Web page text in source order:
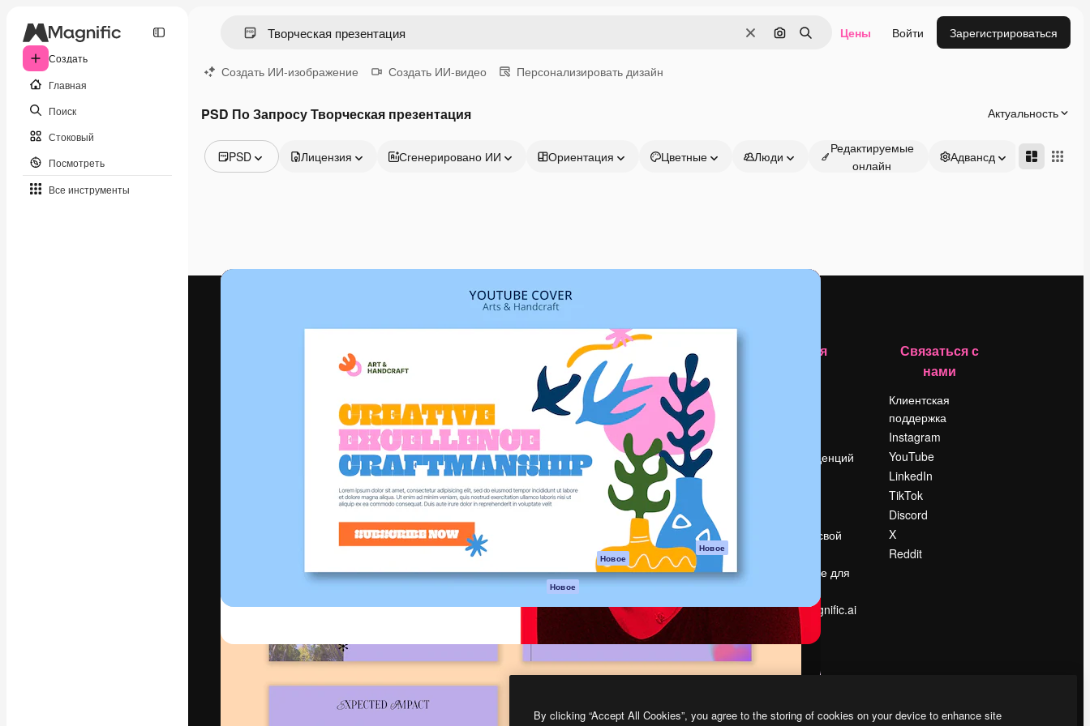
Создать
Главная
Поиск
Стоковый
Посмотреть
Все инструменты
ОчиститьПоиск по изображению
Поиск Цены Войти Зарегистрироваться
Создать ИИ-изображение Создать ИИ-видео Персонализировать дизайн
PSD По Запросу Творческая презентация Актуальность
PSD
Видео
Лицензия Сгенерировано ИИ Ориентация Цветные Люди
Редактируемые
онлайн
Адвансд
Креативная платформа для создания
подписчиков среди креаторов,
предприятий, агентств и студий.
Pусский
Продукция
Spaces
ИИ-помощник
Генератор
изображений ИИ
Генератор видео
ИИ
Генератор голоса
на основе ИИ
Claude/ChatGPT
Новое
Новое
API
приложение
Все инструменты
Magnific
Academy
Документация по
Пакету ИИ
Служба
поддержки
Условия и
положения
Политика
конфиденциальности
Оригиналы Новое
Политика файлов
cookie
Центр доверия
Партнеры
Предприятие
Компания
Поиск тенденций
Продайте свой
Помещение для
Ищете magnific.ai
Связаться с
нами
Клиентская
поддержка
Instagram
YouTube
LinkedIn
TikTok
Discord
X
Reddit
By clicking “Accept All Cookies”, you agree to the storing of cookies on your device to enhance site